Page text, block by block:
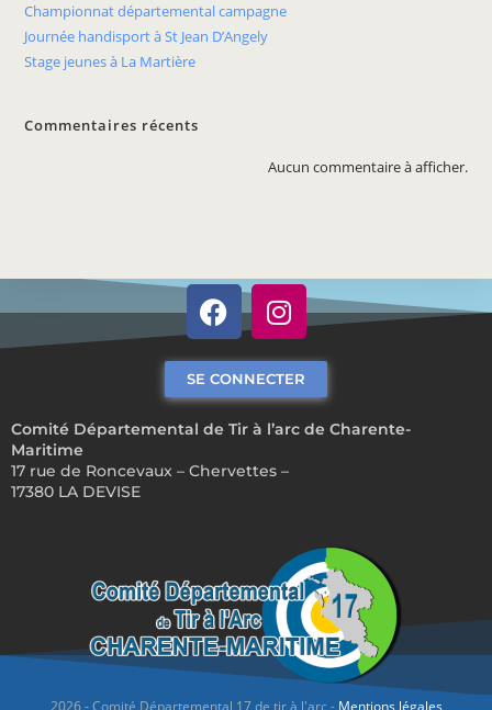
Championnat départemental campagne
Journée handisport à St Jean D’Angely
Stage jeunes à La Martière
Commentaires récents
Aucun commentaire à afficher.
Comité Départemental de Tir à l’arc de Charente-
Maritime
17 rue de Roncevaux – Chervettes –
17380 LA DEVISE
SE CONNECTER